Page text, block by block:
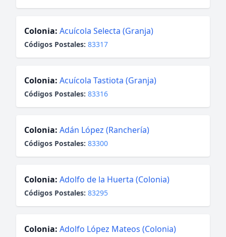
Colonia: Acuícola Selecta (Granja)
Códigos Postales: 83317
Colonia: Acuícola Tastiota (Granja)
Códigos Postales: 83316
Colonia: Adán López (Ranchería)
Códigos Postales: 83300
Colonia: Adolfo de la Huerta (Colonia)
Códigos Postales: 83295
Colonia: Adolfo López Mateos (Colonia)